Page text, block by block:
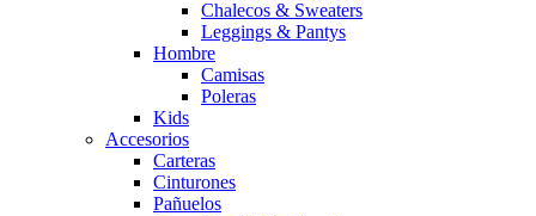
Chalecos & Sweaters
Leggings & Pantys
Hombre
Camisas
Poleras
Kids
Accesorios
Carteras
Cinturones
Pañuelos